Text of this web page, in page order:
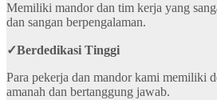
Memiliki mandor dan tim kerja yang
dan sangan berpengalaman.
✓Berdedikasi Tinggi
Para pekerja dan mandor kami memiliki
amanah dan bertanggung jawab.